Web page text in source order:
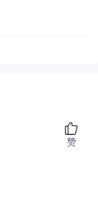
赞